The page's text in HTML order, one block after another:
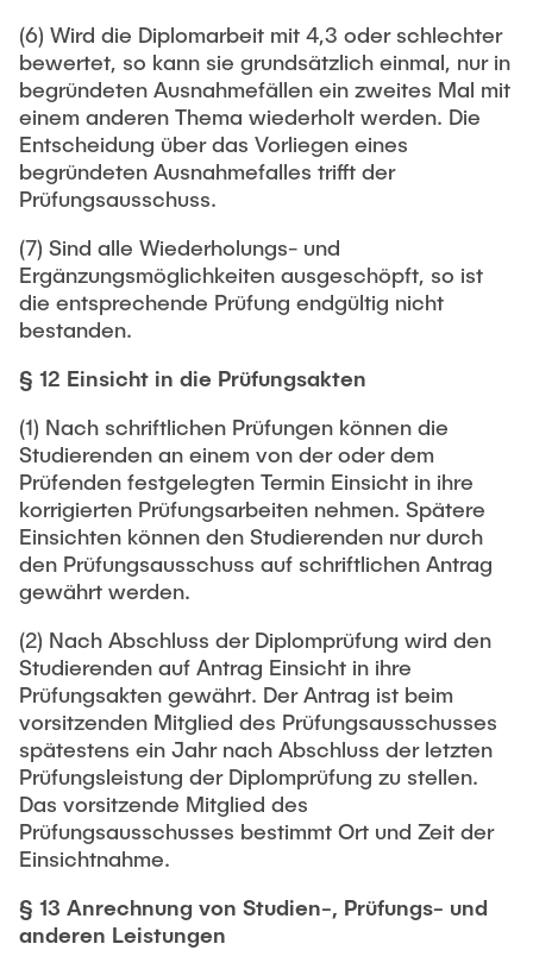
(6) Wird die Diplomarbeit mit 4,3 oder schlechter
bewertet, so kann sie grundsätzlich einmal, nur in
begründeten Ausnahmefällen ein zweites Mal mit
einem anderen Thema wiederholt werden. Die
Entscheidung über das Vorliegen eines
begründeten Ausnahmefalles trifft der
Prüfungsausschuss.
(7) Sind alle Wiederholungs- und
Ergänzungsmöglichkeiten ausgeschöpft, so ist
die entsprechende Prüfung endgültig nicht
bestanden.
§ 12 Einsicht in die Prüfungsakten
(1) Nach schriftlichen Prüfungen können die
Studierenden an einem von der oder dem
Prüfenden festgelegten Termin Einsicht in ihre
korrigierten Prüfungsarbeiten nehmen. Spätere
Einsichten können den Studierenden nur durch
den Prüfungsausschuss auf schriftlichen Antrag
gewährt werden.
(2) Nach Abschluss der Diplomprüfung wird den
Studierenden auf Antrag Einsicht in ihre
Prüfungsakten gewährt. Der Antrag ist beim
vorsitzenden Mitglied des Prüfungsausschusses
spätestens ein Jahr nach Abschluss der letzten
Prüfungsleistung der Diplomprüfung zu stellen.
Das vorsitzende Mitglied des
Prüfungsausschusses bestimmt Ort und Zeit der
Einsichtnahme.
§ 13 Anrechnung von Studien-, Prüfungs- und
anderen Leistungen